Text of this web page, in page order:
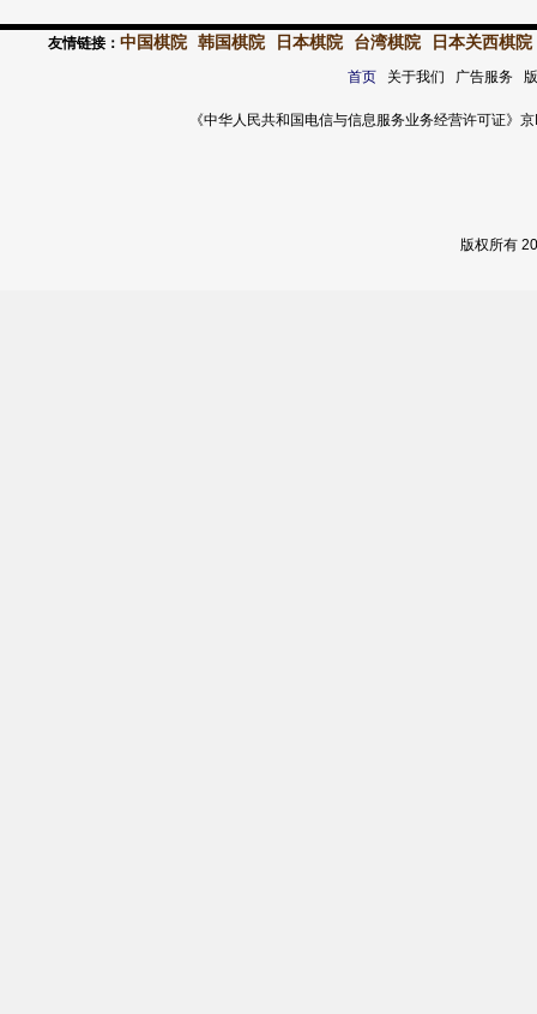
友情链接： 中国棋院 韩国棋院 日本棋院 台湾棋院 日本关西棋院
首页关于我们 广告服务
《中华人民共和国电信与信息服务业务经营许可证
版权所有